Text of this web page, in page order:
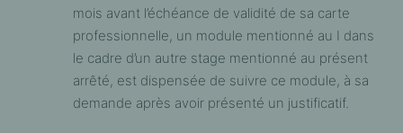
mois avant l’échéance de validité de sa carte
professionnelle, un module mentionné au I dans
le cadre d’un autre stage mentionné au présent
arrêté, est dispensée de suivre ce module, à sa
demande après avoir présenté un justificatif.